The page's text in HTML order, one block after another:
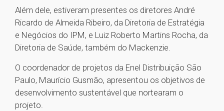
Além dele, estiveram presentes os diretores André
Ricardo de Almeida Ribeiro, da Diretoria de Estratégia
e Negócios do IPM, e Luiz Roberto Martins Rocha, da
Diretoria de Saúde, também do Mackenzie.
O coordenador de projetos da Enel Distribuição São
Paulo, Maurício Gusmão, apresentou os objetivos de
desenvolvimento sustentável que nortearam o
projeto.